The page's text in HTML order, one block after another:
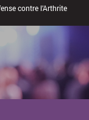
contre l’Arthrite